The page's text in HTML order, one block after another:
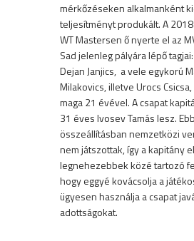
mérkőzéseken alkalmanként
teljesítményt produkált. A
WT Mastersen ő nyerte el az
Sad jelenleg pályára lépő
Dejan Janjics, a vele egykorú
Milakovics, illetve Urocs
maga 21 évével. A csapat
31 éves Ivosev Tamás lesz.
összeállításban nemzetközi
nem játszottak, így a kapitány
legnehezebbek közé tartozó
hogy eggyé kovácsolja a
ügyesen használja a csapat
adottságokat.